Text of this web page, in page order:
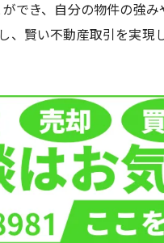
でき、自分の物件の強み
賢い不動産取引を実現